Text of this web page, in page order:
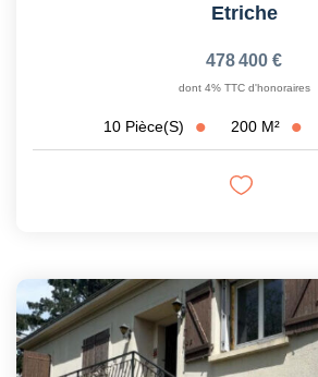
Etriche
478 400 €
dont 4% TTC d'honoraires
10 Pièce(s) 200 M²